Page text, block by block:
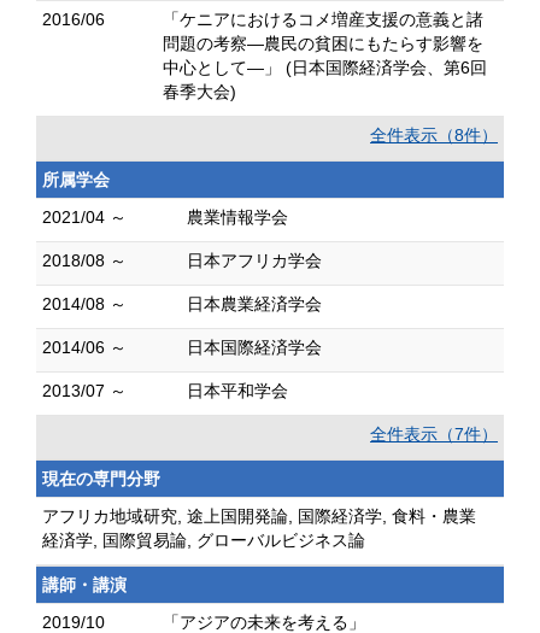
2016/06
「ケニアにおけるコメ増産支援の意義と諸
問題の考察―農民の貧困にもたらす影響を
中心として―」 (日本国際経済学会、第6回
春季大会)
全件表示（8件）
所属学会
2021/04 ～
農業情報学会
2018/08 ～ 日本アフリカ学会
2014/08 ～ 日本農業経済学会
2014/06 ～ 日本国際経済学会
2013/07 ～ 日本平和学会
全件表示（7件）
現在の専門分野
アフリカ地域研究, 途上国開発論, 国際経済学, 食料・農業
経済学, 国際貿易論, グローバルビジネス論
講師・講演
2019/10
「アジアの未来を考える」